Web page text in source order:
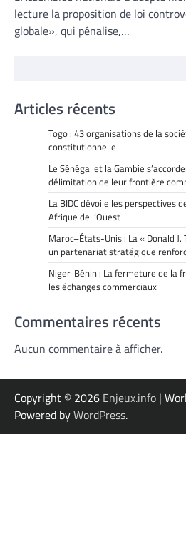
lecture la proposition de loi
globale», qui pénalise,…
Articles récents
Togo : 43 organisations de la
constitutionnelle
Le Sénégal et la Gambie
délimitation de leur frontière
La BIDC dévoile les perspectives
Afrique de l’Ouest
Maroc–États-Unis : La « Donald
un partenariat stratégique
Niger-Bénin : La fermeture de la
les échanges commerciaux
Commentaires récents
Aucun commentaire à afficher.
Copyright © 2026 Enjeux.info |
Powered byWordPress.